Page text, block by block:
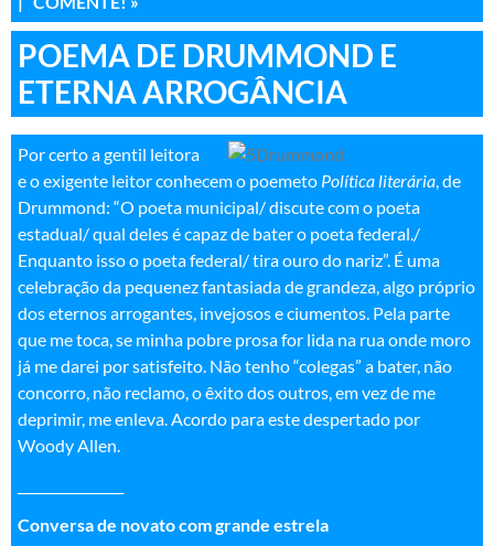
POEMA DE DRUMMOND E
ETERNA ARROGÂNCIA
Por certo a gentil leitora
e o exigente leitor conhecem o poemeto Política literária, de
Drummond: “O poeta municipal/ discute com o poeta
estadual/ qual deles é capaz de bater o poeta federal./
Enquanto isso o poeta federal/ tira ouro do nariz”. É uma
celebração da pequenez fantasiada de grandeza, algo próprio
dos eternos arrogantes, invejosos e ciumentos. Pela parte
que me toca, se minha pobre prosa for lida na rua onde moro
já me darei por satisfeito. Não tenho “colegas” a bater, não
concorro, não reclamo, o êxito dos outros, em vez de me
deprimir, me enleva. Acordo para este despertado por
Woody Allen.
Conversa de novato com grande estrela